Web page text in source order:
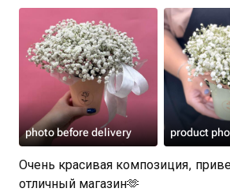
photo before delivery product
Очень красивая композиция,
отличный магазин🫶